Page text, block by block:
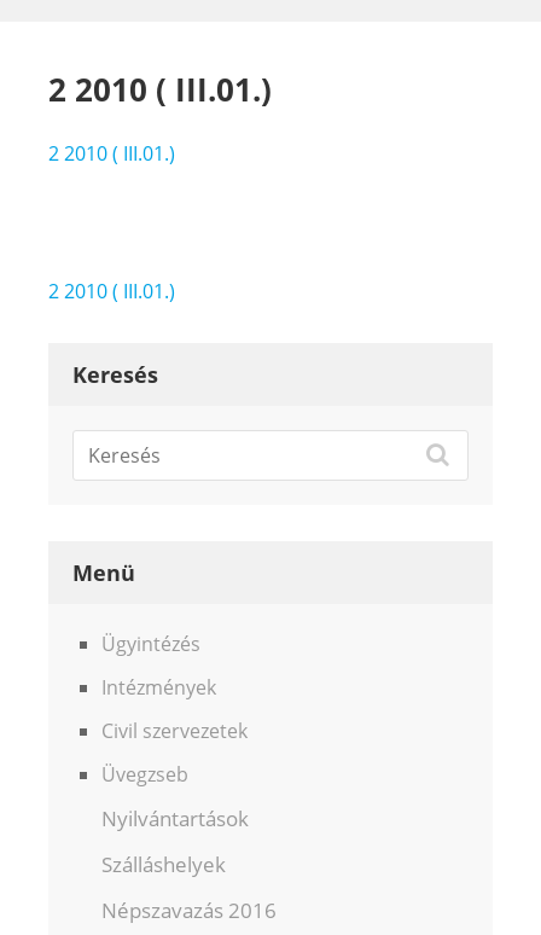
2 2010 ( III.01.)
2 2010 ( III.01.)
Bejegyzés
2 2010 ( III.01.)
Keresés
Menü
Ügyintézés
Intézmények
Civil szervezetek
Üvegzseb
Nyilvántartások
Szálláshelyek
Népszavazás 2016